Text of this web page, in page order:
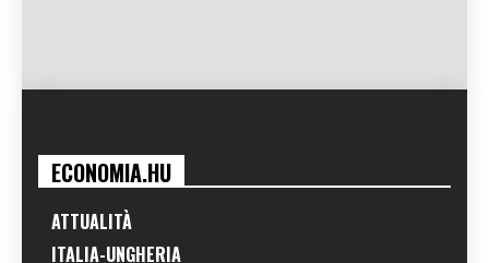
ECONOMIA.HU
ATTUALITÀ
ITALIA-UNGHERIA